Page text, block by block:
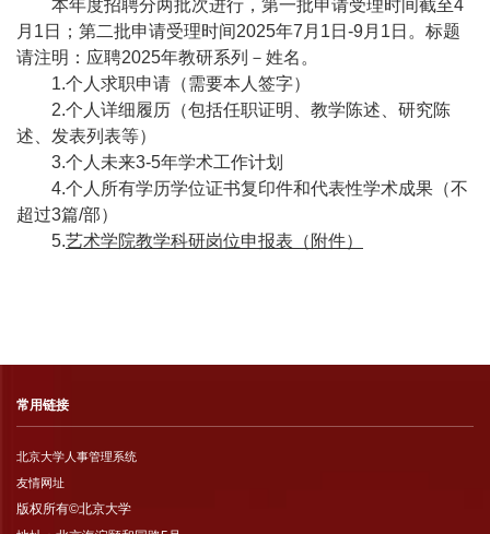
本年度招聘分两批次进行，第一批申请受理时间截至4
月 1 日；第二批申请受理时间2025年7 月 1 日 -9月 1 日。标题
请注明：应聘2025年教研系列－姓名。
1.个人求职申请（需要本人签字）
2.个人详细履历（包括任职证明、教学陈述、研究陈
述、发表列表等）
3.个人未来3-5年学术工作计划
4.个人所有学历学位证书复印件和代表性学术成果（不
超过3篇/部）
5.艺术学院教学科研岗位申报表 （附件）
常用链接
北京大学人事管理系统
友情网址
版权所有©北京大学